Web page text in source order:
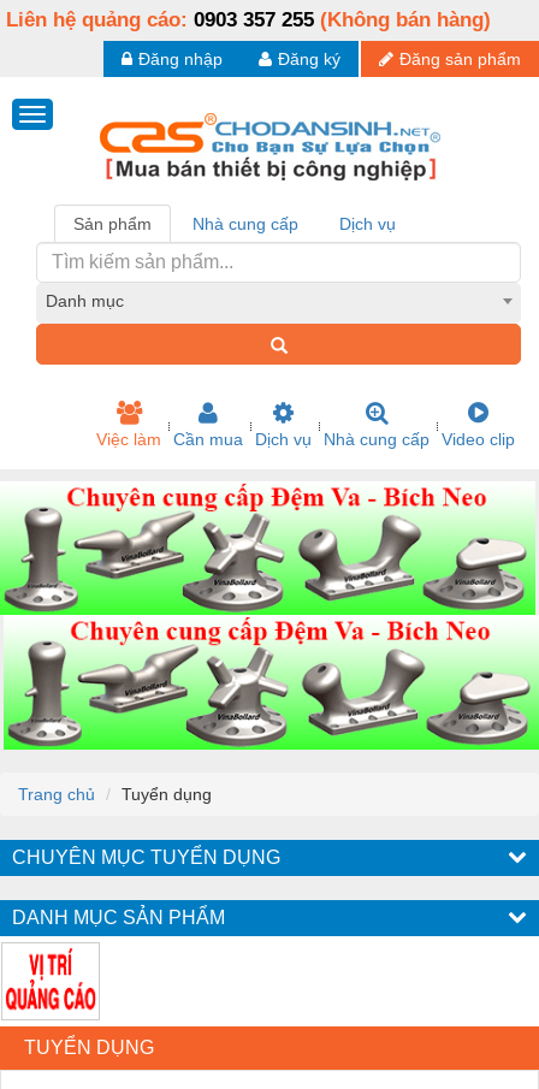
Liên hệ quảng cáo: 0903 357 255 (Không bán hàng)
Đăng sản phẩm
Đăng ký
Đăng nhập
Sản phẩm Nhà cung cấp Dịch vụ
Danh mục
Việc làm Cần mua Dịch vụ Nhà cung cấp Video clip
Trang chủ Tuyển dụng
CHUYÊN MỤC TUYỂN DỤNG
DANH MỤC SẢN PHẨM
TUYỂN DỤNG